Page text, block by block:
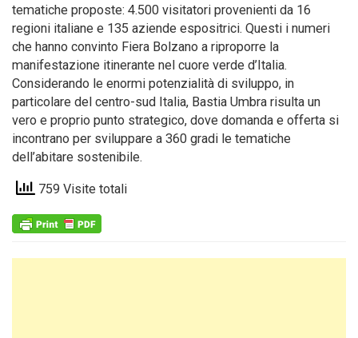
tematiche proposte: 4.500 visitatori provenienti da 16
regioni italiane e 135 aziende espositrici. Questi i numeri
che hanno convinto Fiera Bolzano a riproporre la
manifestazione itinerante nel cuore verde d’Italia.
Considerando le enormi potenzialità di sviluppo, in
particolare del centro-sud Italia, Bastia Umbra risulta un
vero e proprio punto strategico, dove domanda e offerta si
incontrano per sviluppare a 360 gradi le tematiche
dell’abitare sostenibile.
759 Visite totali